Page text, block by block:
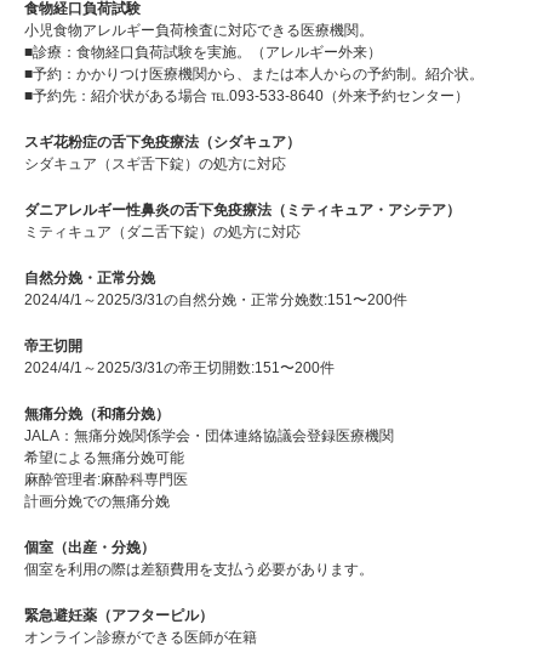
食物経口負荷試験
小児食物アレルギー負荷検査に対応できる医療機関。
■診療：食物経口負荷試験を実施。（アレルギー外来）
■予約：かかりつけ医療機関から、または本人からの予約制。紹介状。
■予約先：紹介状がある場合 ℡.093-533-8640（外来予約センター）
スギ花粉症の舌下免疫療法（シダキュア）
シダキュア（スギ舌下錠）の処方に対応
ダニアレルギー性鼻炎の舌下免疫療法（ミティキュア・アシテア）
ミティキュア（ダニ舌下錠）の処方に対応
自然分娩・正常分娩
2024/4/1～2025/3/31の自然分娩・正常分娩数:151〜200件
帝王切開
2024/4/1～2025/3/31の帝王切開数:151〜200件
無痛分娩（和痛分娩）
JALA：無痛分娩関係学会・団体連絡協議会登録医療機関
希望による無痛分娩可能
麻酔管理者:麻酔科専門医
計画分娩での無痛分娩
個室（出産・分娩）
個室を利用の際は差額費用を支払う必要があります。
緊急避妊薬（アフターピル）
オンライン診療ができる医師が在籍